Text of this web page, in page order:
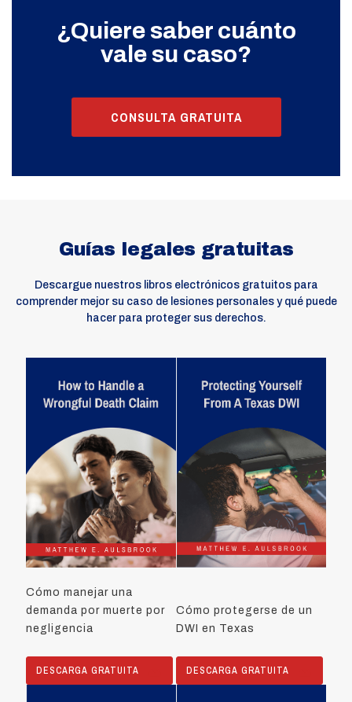
¿Quiere saber cuánto
vale su caso?
CONSULTA GRATUITA
Guías legales gratuitas
Descargue nuestros libros electrónicos gratuitos para
comprender mejor su caso de lesiones personales y qué puede
hacer para proteger sus derechos.
Cómo manejar una
demanda por muerte por
negligencia
DESCARGA GRATUITA
Cómo protegerse de un
DWI en Texas
DESCARGA GRATUITA